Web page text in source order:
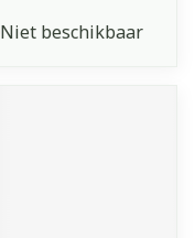
Niet beschikbaar